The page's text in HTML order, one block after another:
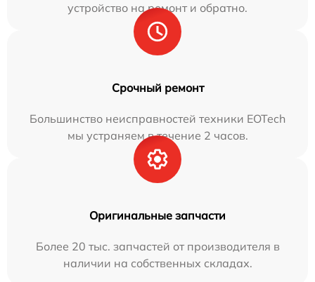
устройство на ремонт и обратно.
Срочный ремонт
Большинство неисправностей техники EOTech
мы устраняем в течение 2 часов.
Оригинальные запчасти
Более 20 тыс. запчастей от производителя в
наличии на собственных складах.